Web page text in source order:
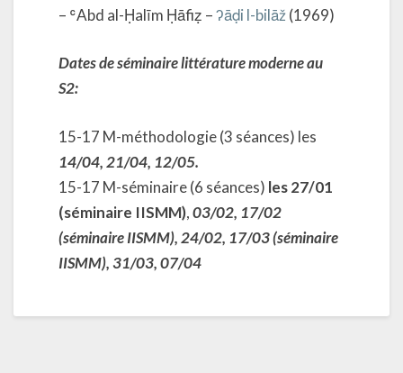
– ʿAbd al-Ḥalīm Ḥāfiẓ –ʔāḍi l-bilāž(1969)
Dates de séminaire littérature moderne au
S2:
15-17 M-méthodologie (3 séances) les
14/04, 21/04, 12/05.
15-17 M-séminaire (6 séances) les 27/01
(séminaire IISMM),03/02, 17/02
(séminaire IISMM), 24/02, 17/03 (séminaire
IISMM), 31/03, 07/04